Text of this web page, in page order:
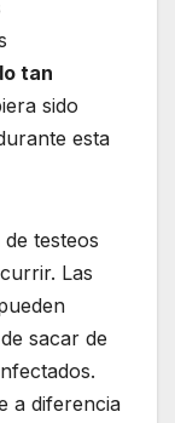
tan
sido
esta
testeos
Las
de sacar de
a diferencia